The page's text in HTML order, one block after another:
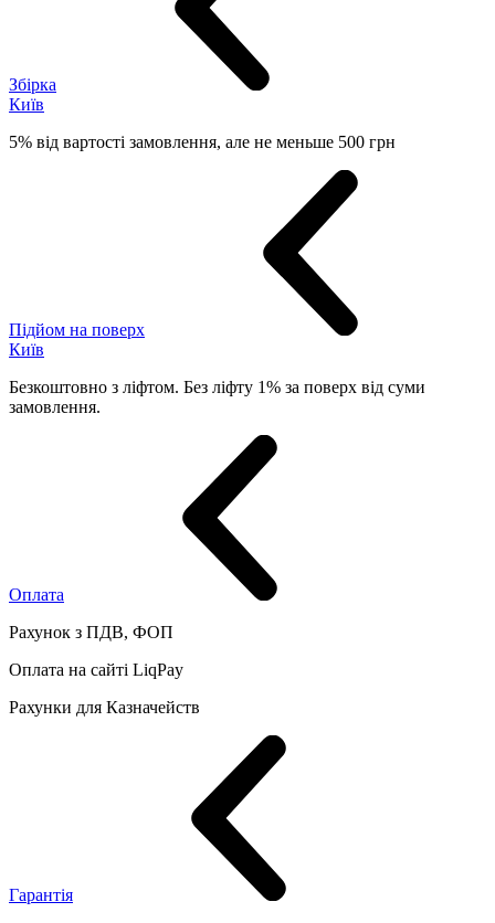
Збірка
Київ
5% від вартості замовлення, але не меньше 500 грн
Підйом на поверх
Київ
Безкоштовно з ліфтом. Без ліфту 1% за поверх від суми
замовлення.
Оплата
Рахунок з ПДВ, ФОП
Оплата на сайті LiqPay
Рахунки для Казначейств
Гарантія